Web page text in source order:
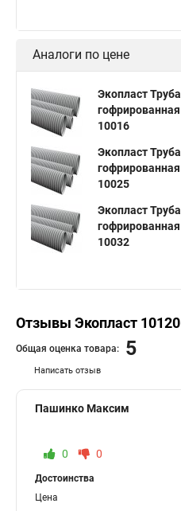
Аналоги по цене
Экопласт
10016
Экопласт
10025
Экопласт
10032
Отзывы Экопласт
Написать отзыв
Общая оценка товара: 5
Пашинко Максим
0 0
Достоинства
Цена